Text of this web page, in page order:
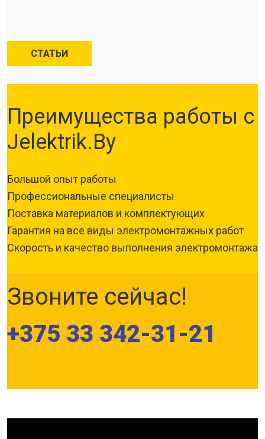
СТАТЬИ
Преимущества работы с
Jelektrik.By
Большой опыт работы
Профессиональные специалисты
Поставка материалов и комплектующих
Гарантия на все виды электромонтажных работ
Скорость и качество выполнения электромонтажа
Звоните сейчас!
+375 33 342-31-21